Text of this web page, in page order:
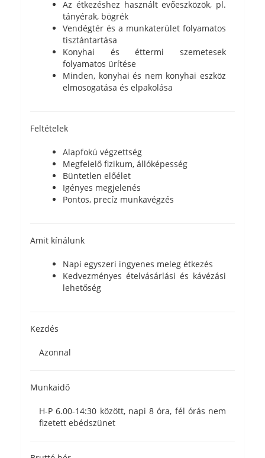
Az étkezéshez használt evőeszközök, pl.
tányérak, bögrék
Vendégtér és a munkaterület folyamatos
tisztántartása
Konyhai és éttermi szemetesek
folyamatos ürítése
Minden, konyhai és nem konyhai eszköz
elmosogatása és elpakolása
Feltételek
Alapfokú végzettség
Megfelelő fizikum, állóképesség
Büntetlen előélet
Igényes megjelenés
Pontos, precíz munkavégzés
Amit kínálunk
Napi egyszeri ingyenes meleg étkezés
Kedvezményes ételvásárlási és kávézási
lehetőség
Kezdés
Azonnal
Munkaidő
H-P 6.00-14:30 között, napi 8 óra, fél órás nem
fizetett ebédszünet